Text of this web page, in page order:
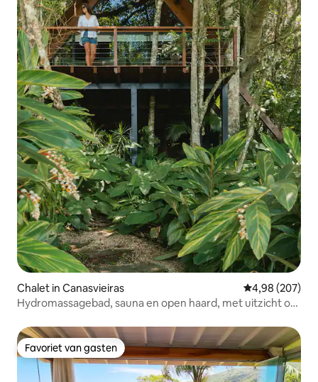
Chalet in Canasvieiras Gemiddelde
4,98 (207)
Hydromassagebad, sauna en open haard, met uitzicht op
Favoriet van gasten
Favoriet van gasten